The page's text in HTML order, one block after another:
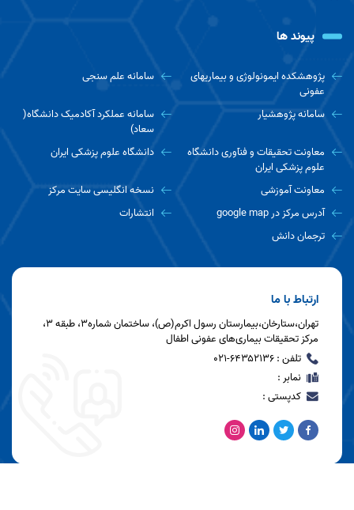
پیوند ها
پژوهشکده ایمونولوژی و بیماریهای
عفونی
سامانه علم سنجی
سامانه پژوهشیار
سامانه عملکرد آکادمیک دانشگاه(
سعاد)
معاونت تحقیقات و فنآوری دانشگاه
علوم پزشکی ایران
دانشگاه علوم پزشکی ایران
معاونت آموزشی
نسخه انگلیسی سایت مرکز
آدرس مرکز در google map
انتشارات
ترجمان دانش
ارتباط با ما
تهران،ستارخان،بیمارستان رسول اکرم(ص)، ساختمان شماره۳، طبقه ۳،
مرکز تحقیقات بیماری‌های عفونی اطفال
تلفن : ۶۴۳۵۲۱۳۶-۰۲۱
نمابر :
کدپستی :